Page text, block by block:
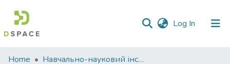
Log In (current)
Communities
Home
Навчально-науковий інститут агротехнологій, селекції та екології